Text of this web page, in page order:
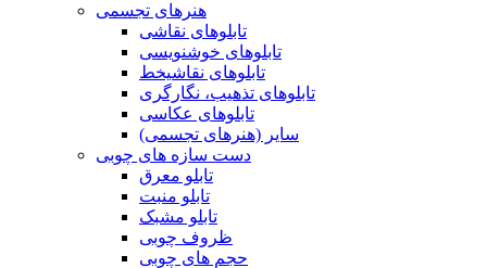
هنرهای تجسمی
تابلوهای نقاشی
تابلوهای خوشنویسی
تابلوهای نقاشیخط
تابلوهای تذهیب، نگارگری
تابلوهای عکاسی
سایر (هنرهای تجسمی)
دست سازه های چوبی
تابلو معرق
تابلو منبت
تابلو مشبک
ظروف چوبی
حجم های چوبی